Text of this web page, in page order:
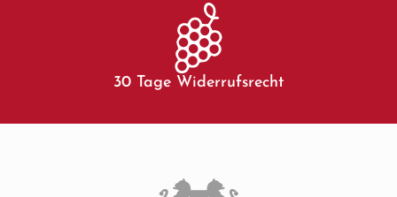
30 Tage Widerrufsrecht